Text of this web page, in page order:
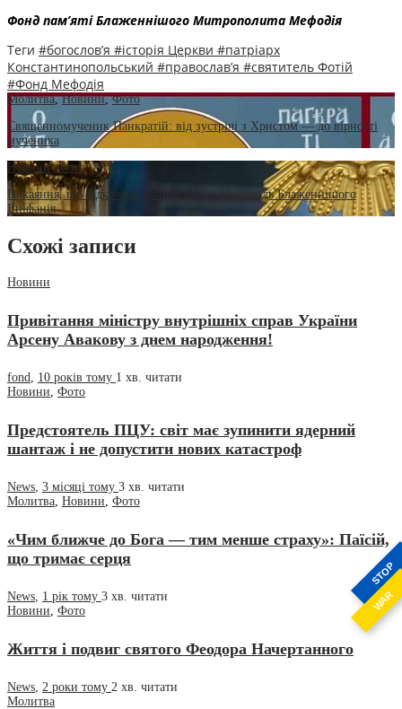
STOP
WAR
Фонд пам’яті Блаженнішого Митрополита Мефодія
Теги #богослов’я #історія Церкви #патріарх
Константинопольський #православ’я #святитель Фотій
#Фонд Мефодія
Молитва,Новини,Фото
Священномученик Панкратій: від зустрічі з Христом — до вірності
мученика
Новини,Фото
Покаяння, що відкриває обійми Отця: проповідь Блаженнішого
Епіфанія
Схожі записи
Новини
Привітання міністру внутрішніх справ України
Арсену Авакову з днем народження!
fond, 10 років тому 1 хв. читати
Новини, Фото
Предстоятель ПЦУ: світ має зупинити ядерний
шантаж і не допустити нових катастроф
News, 3 місяці тому 3 хв. читати
Молитва, Новини, Фото
«Чим ближче до Бога — тим менше страху»: Паїсій,
що тримає серця
News, 1 рік тому 3 хв. читати
Новини, Фото
Життя і подвиг святого Феодора Начертанного
News 2 роки тому 2 хв. читати
Молитва